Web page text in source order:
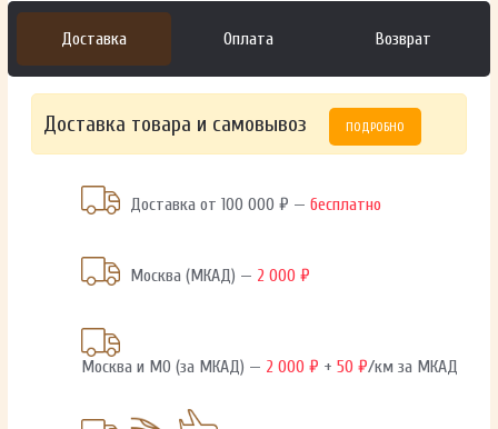
Доставка Оплата Возврат
Доставка товара и самовывоз ПОДРОБНО
Доставка от 100 000 ₽ —бесплатно
Москва (МКАД) — 2 000 ₽
Москва и МО (за МКАД) — 2 000 ₽ +50 ₽/км за МКАД